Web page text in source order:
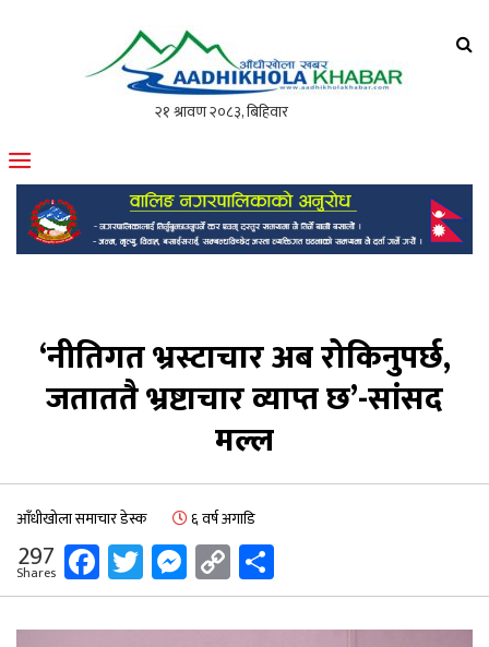
मोफसलकै लोकप्रिय अनलाइन पत्रिका
‘नीतिगत भ्रस्टाचार अब रोकिनुपर्छ,
जताततै भ्रष्टाचार व्याप्त छ’-सांसद
मल्ल
आँधीखोला समाचार डेस्क ६ वर्ष अगाडि
297
Shares Facebook
Twitter
Messenger
Copy
Link